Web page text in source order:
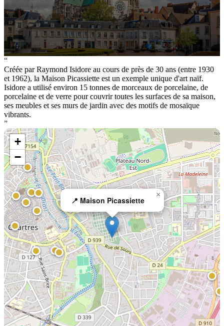
“
Créée par Raymond Isidore au cours de près de 30 ans (entre 1930
et 1962), la Maison Picassiette est un exemple unique d'art naïf.
Isidore a utilisé environ 15 tonnes de morceaux de porcelaine, de
porcelaine et de verre pour couvrir toutes les surfaces de sa maison,
ses meubles et ses murs de jardin avec des motifs de mosaïque
vibrants.
”
📍 Maison Picassiette
×
+
−